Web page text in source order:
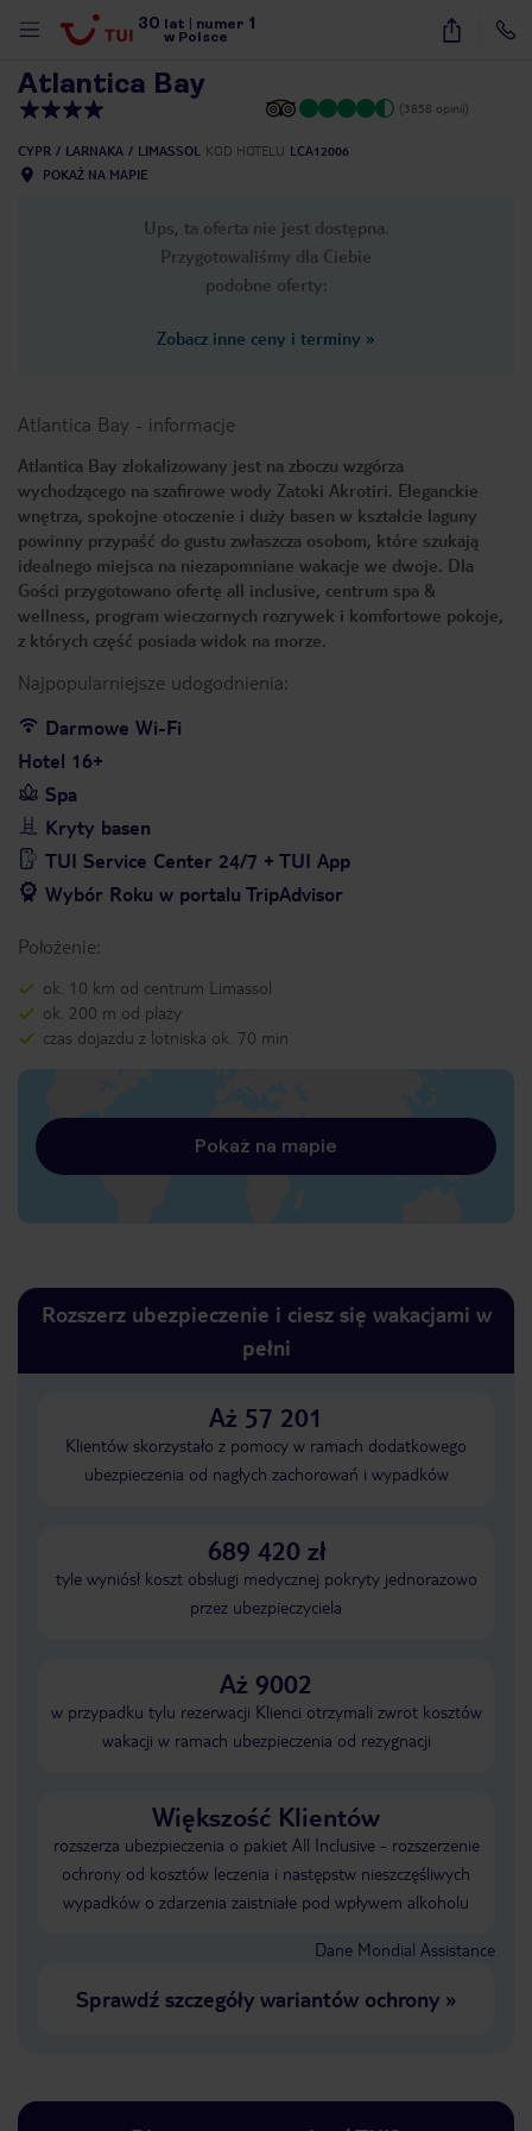
30 lat numer 1
w Polsce
25
Atlantica Bay
(3858 opinii)
CYPR LARNAKA LIMASSOL KOD HOTELU LCA12006
POKAŻ NA MAPIE
Ups, ta oferta nie jest dostępna.
Przygotowaliśmy dla Ciebie
podobne oferty:
Zobacz inne ceny i terminy »
Atlantica Bay - informacje
Atlantica Bay zlokalizowany jest na zboczu wzgórza
wychodzącego na szafirowe wody Zatoki Akrotiri. Eleganckie
wnętrza, spokojne otoczenie i duży basen w kształcie laguny
powinny przypaść do gustu zwłaszcza osobom, które szukają
idealnego miejsca na niezapomniane wakacje we dwoje. Dla
Gości przygotowano ofertę all inclusive, centrum spa &
wellness, program wieczornych rozrywek i komfortowe pokoje,
z których część posiada widok na morze.
Najpopularniejsze udogodnienia:
Darmowe Wi-Fi
Hotel 16+
Spa
Kryty basen
TUI Service Center 24/7 + TUI App
Wybór Roku w portalu TripAdvisor
Położenie:
ok. 10 km od centrum Limassol
ok. 200 m od plaży
czas dojazdu z lotniska ok. 70 min
Pokaż na mapie
Rozszerz ubezpieczenie i ciesz się wakacjami w
pełni
Aż 57 201
Klientów skorzystało z pomocy w ramach dodatkowego
ubezpieczenia od nagłych zachorowań i wypadków
689 420 zł
tyle wyniósł koszt obsługi medycznej pokryty jednorazowo
przez ubezpieczyciela
Aż 9002
w przypadku tylu rezerwacji Klienci otrzymali zwrot kosztów
wakacji w ramach ubezpieczenia od rezygnacji
Większość Klientów
rozszerza ubezpieczenia o pakiet All Inclusive - rozszerzenie
ochrony od kosztów leczenia i następstw nieszczęśliwych
wypadków o zdarzenia zaistniałe pod wpływem alkoholu
Dane Mondial Assistance
Sprawdź szczegóły wariantów ochrony»